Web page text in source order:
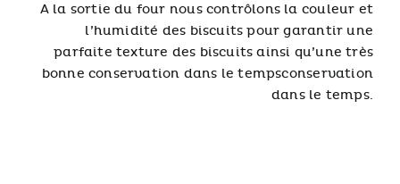
A la sortie du four nous contrôlons la couleur et
l’humidité des biscuits pour garantir une
parfaite texture des biscuits ainsi qu’une très
bonne conservation dans le tempsconservation
dans le temps.